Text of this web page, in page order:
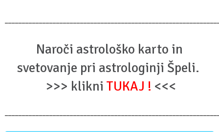
Naroči astrološko karto in
svetovanje pri astrologinji Špeli.
>>> klikni TUKAJ ! <<<